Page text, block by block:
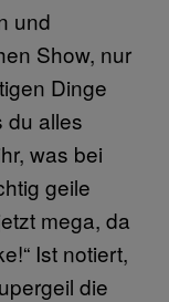
und
Show, nur
Dinge
du alles
was bei
geile
mega, da
Ist notiert,
die